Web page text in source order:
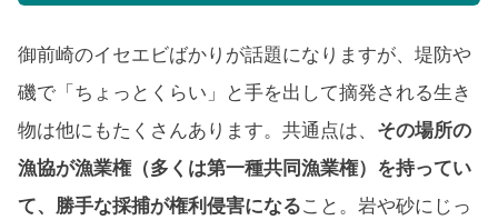
御前崎のイセエビばかりが話題になりますが、堤防や
磯で「ちょっとくらい」と手を出して摘発される生き
物は他にもたくさんあります。共通点は、 その場所の
漁協が漁業権（多くは第一種共同漁業権）を持ってい
て、勝手な採捕が権利侵害になること。岩や砂にじっ